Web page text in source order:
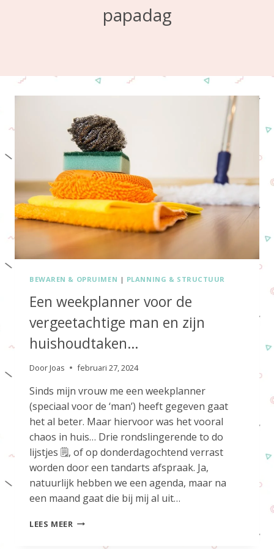
papadag
BEWAREN & OPRUIMEN | PLANNING & STRUCTUUR
Een weekplanner voor de
vergeetachtige man en zijn
huishoudtaken…
Door Joas februari 27, 2024
Sinds mijn vrouw me een weekplanner
(speciaal voor de ‘man’) heeft gegeven gaat
het al beter. Maar hiervoor was het vooral
chaos in huis… Drie rondslingerende to do
lijstjes 🗒, of op donderdagochtend verrast
worden door een tandarts afspraak. Ja,
natuurlijk hebben we een agenda, maar na
een maand gaat die bij mij al uit…
LEES MEER EEN